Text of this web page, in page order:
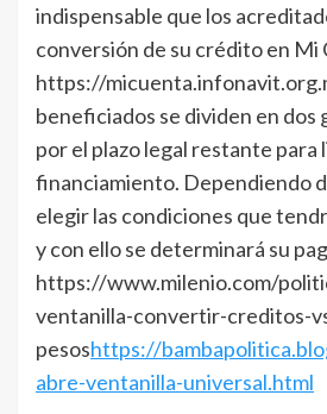
indispensable que los
conversión de su crédito en
https://
beneficiados se dividen en dos
por el plazo legal restante para
financiamiento. Dependiendo
elegir las condiciones que
y con ello se determinará su
https://www.milenio.com/
ventanilla-convertir-creditos-
pesoshttps://
abre-ventanilla-universal.html